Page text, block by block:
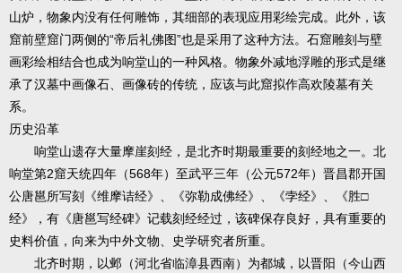
山炉，物象内没有任何雕饰，其细部的表现应用彩绘完成。此外，该
窟前壁窟门两侧的“帝后礼佛图”也是采用了这种方法。石窟雕刻与壁
画彩绘相结合也成为响堂山的一种风格。物象外减地浮雕的形式是继
承了汉墓中画像石、画像砖的传统，应该与此窟拟作高欢陵墓有关
系。
历史沿革
响堂山遗存大量摩崖刻经，是北齐时期最重要的刻经地之一。北
响堂第2窟天统四年（568年）至武平三年（公元572年）晋昌郡开国
公唐邕所写刻《维摩诘经》、《弥勒成佛经》、《孛经》、《胜□
经》，有《唐邕写经碑》记载刻经经过，该碑保存良好，具有重要的
史料价值，向来为中外文物、史学研究者所重。
北齐时期，以邺（河北省临漳县西南）为都城，以晋阳（今山西